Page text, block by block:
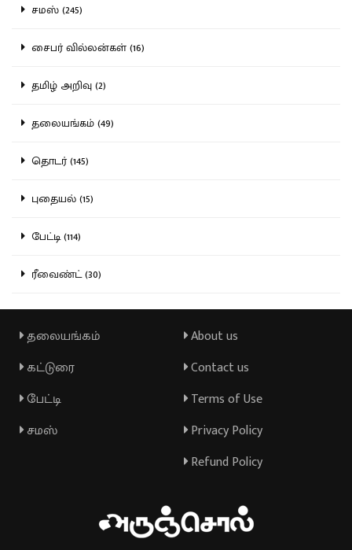
சமஸ் (245)
சைபர் வில்லன்கள் (16)
தமிழ் அறிவு (2)
தலையங்கம் (49)
தொடர் (145)
புதையல் (15)
பேட்டி (114)
ரீவைண்ட் (30)
தலையங்கம்
கட்டுரை
பேட்டி
சமஸ்
About us
Contact us
Terms of Use
Privacy Policy
Refund Policy